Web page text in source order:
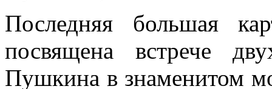
Последняя большая
посвящена встрече
Пушкина в знаменитом